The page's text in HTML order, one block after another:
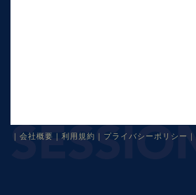
会社概要 利用規約 プライバシーポリシー